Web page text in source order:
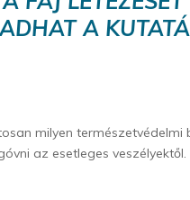
A
milyen természetvédelmi
az esetleges veszélyektől.